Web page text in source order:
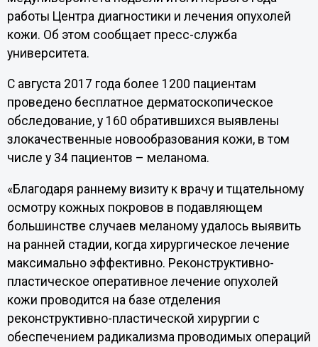
работы Центра диагностики и лечения опухолей
кожи. Об этом сообщает пресс-служба
университета.
С августа 2017 года более 1200 пациентам
проведено бесплатное дерматоскопическое
обследование, у 160 обратившихся выявлены
злокачественные новообразования кожи, в том
числе у 34 пациентов – меланома.
«Благодаря раннему визиту к врачу и тщательному
осмотру кожных покровов в подавляющем
большинстве случаев меланому удалось выявить
на ранней стадии, когда хирургическое лечение
максимально эффективно. Реконструктивно-
пластическое оперативное лечение опухолей
кожи проводится на базе отделения
реконструктивно-пластической хирургии с
обеспечением радикализма проводимых операций